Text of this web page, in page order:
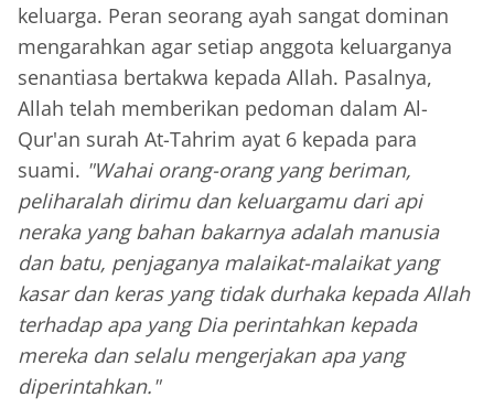
keluarga. Peran seorang ayah sangat dominan
mengarahkan agar setiap anggota keluarganya
senantiasa bertakwa kepada Allah. Pasalnya,
Allah telah memberikan pedoman dalam Al-
Qur'an surah At-Tahrim ayat 6 kepada para
suami. "Wahai orang-orang yang beriman,
peliharalah dirimu dan keluargamu dari api
neraka yang bahan bakarnya adalah manusia
dan batu, penjaganya malaikat-malaikat yang
kasar dan keras yang tidak durhaka kepada Allah
terhadap apa yang Dia perintahkan kepada
mereka dan selalu mengerjakan apa yang
diperintahkan."